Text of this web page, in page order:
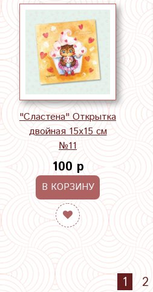
"Сластена" Открытка
двойная 15х15 см
№11
100 р
В КОРЗИНУ
1 2